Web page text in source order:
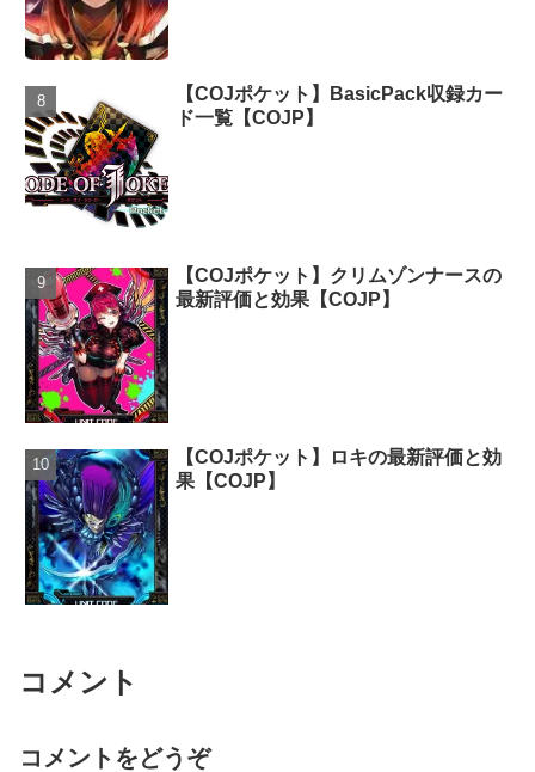
【COJポケット】BasicPack収録カー
ド一覧【COJP】
【COJポケット】クリムゾンナースの
最新評価と効果【COJP】
【COJポケット】ロキの最新評価と効
果【COJP】
コメント
コメントをどうぞ